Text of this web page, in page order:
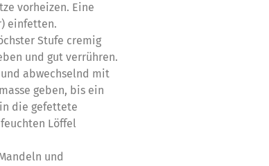
vorheizen. Eine
einfetten.
Stufe cremig
und gut verrühren.
abwechselnd mit
geben, bis ein
die gefettete
Löffel
und